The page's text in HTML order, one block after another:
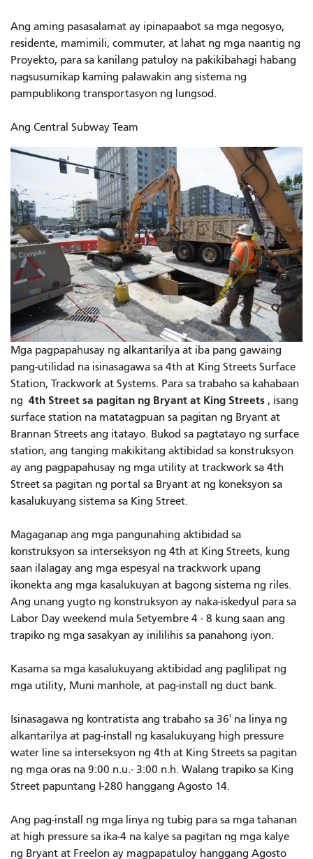
Ang aming pasasalamat ay ipinapaabot sa mga negosyo,
residente, mamimili, commuter, at lahat ng mga naantig ng
Proyekto, para sa kanilang patuloy na pakikibahagi habang
nagsusumikap kaming palawakin ang sistema ng
pampublikong transportasyon ng lungsod.
Ang Central Subway Team
Mga pagpapahusay ng alkantarilya at iba pang gawaing
pang-utilidad na isinasagawa sa 4th at King Streets Surface
Station, Trackwork at Systems. Para sa trabaho sa kahabaan
ng 4th Street sa pagitan ng Bryant at King Streets , isang
surface station na matatagpuan sa pagitan ng Bryant at
Brannan Streets ang itatayo. Bukod sa pagtatayo ng surface
station, ang tanging makikitang aktibidad sa konstruksyon
ay ang pagpapahusay ng mga utility at trackwork sa 4th
Street sa pagitan ng portal sa Bryant at ng koneksyon sa
kasalukuyang sistema sa King Street.
Magaganap ang mga pangunahing aktibidad sa
konstruksyon sa interseksyon ng 4th at King Streets, kung
saan ilalagay ang mga espesyal na trackwork upang
ikonekta ang mga kasalukuyan at bagong sistema ng riles.
Ang unang yugto ng konstruksyon ay naka-iskedyul para sa
Labor Day weekend mula Setyembre 4 - 8 kung saan ang
trapiko ng mga sasakyan ay inililihis sa panahong iyon.
Kasama sa mga kasalukuyang aktibidad ang paglilipat ng
mga utility, Muni manhole, at pag-install ng duct bank.
Isinasagawa ng kontratista ang trabaho sa 36' na linya ng
alkantarilya at pag-install ng kasalukuyang high pressure
water line sa interseksyon ng 4th at King Streets sa pagitan
ng mga oras na 9:00 n.u.- 3:00 n.h. Walang trapiko sa King
Street papuntang I-280 hanggang Agosto 14.
Ang pag-install ng mga linya ng tubig para sa mga tahanan
at high pressure sa ika-4 na kalye sa pagitan ng mga kalye
ng Bryant at Freelon ay magpapatuloy hanggang Agosto